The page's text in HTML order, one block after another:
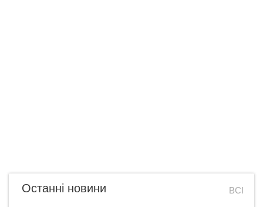
Останні новини ВСІ